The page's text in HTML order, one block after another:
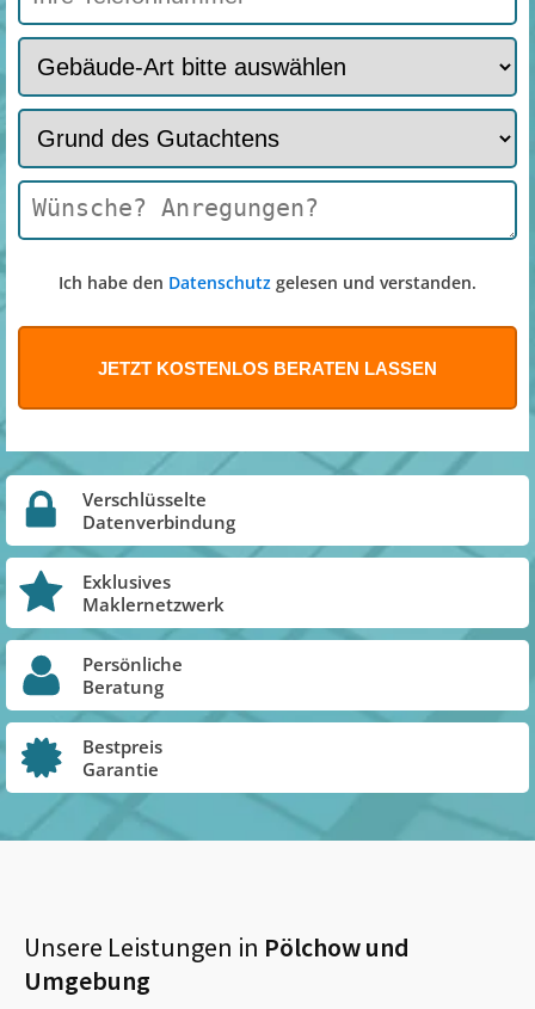
Ich habe den Datenschutz gelesen und verstanden.
Verschlüsselte
Datenverbindung
Exklusives
Maklernetzwerk
Persönliche
Beratung
Bestpreis
Garantie
Unsere Leistungen in Pölchowund
Umgebung